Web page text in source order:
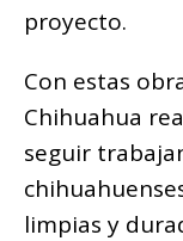
proyecto.
Con estas
Chihuahua
seguir
limpias y